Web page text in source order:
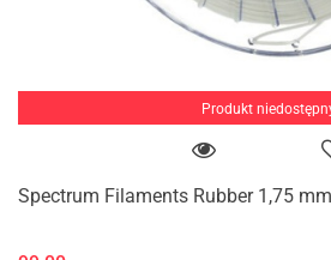
Produkt
Spectrum Filaments Rubber 1,75